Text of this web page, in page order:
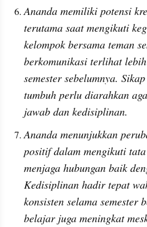
Ananda memiliki potensi
terutama saat mengikuti
kelompok bersama teman
berkomunikasi terlihat
semester sebelumnya.
tumbuh perlu diarahkan
jawab dan kedisiplinan.
Ananda menunjukkan
positif dalam mengikuti
menjaga hubungan baik
Kedisiplinan hadir tepat
konsisten selama semester
belajar juga meningkat